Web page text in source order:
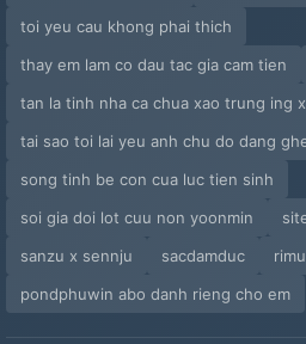
toi yeu cau khong phai thich
thay em lam co dau tac gia cam tien
tan la tinh nha ca chua xao trung ing
tai sao toi lai yeu anh chu do dang
song tinh be con cua luc tien sinh
soi gia doi lot cuu non yoonmin
sanzu x sennju
sacdamduc
pondphuwin abo danh rieng cho em